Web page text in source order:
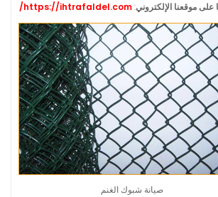
على موقعنا الإلكتروني:
https://ihtrafaldel.com/
صيانة شبوك الغنم